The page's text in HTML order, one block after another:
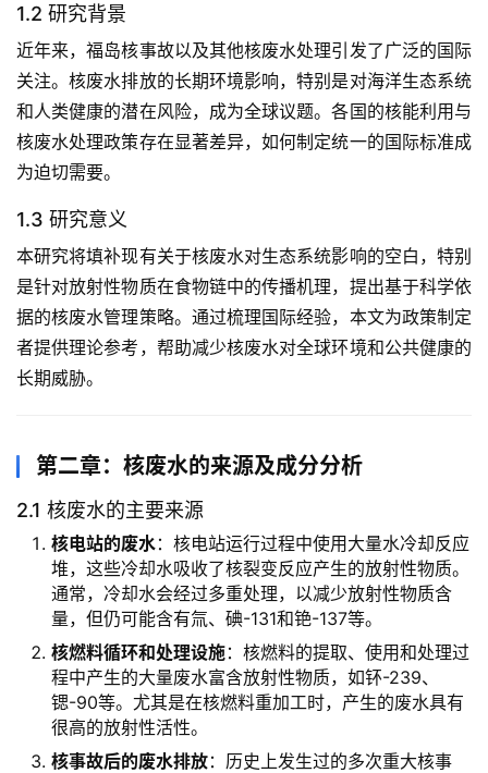
1.2 研究背景
近年来，福岛核事故以及其他核废水处理引发了广泛的国际
关注。核废水排放的长期环境影响，特别是对海洋生态系统
和人类健康的潜在风险，成为全球议题。各国的核能利用与
核废水处理政策存在显著差异，如何制定统一的国际标准成
为迫切需要。
1.3 研究意义
本研究将填补现有关于核废水对生态系统影响的空白，特别
是针对放射性物质在食物链中的传播机理，提出基于科学依
据的核废水管理策略。通过梳理国际经验，本文为政策制定
者提供理论参考，帮助减少核废水对全球环境和公共健康的
长期威胁。
第二章：核废水的来源及成分分析
2.1 核废水的主要来源
核电站的废水：核电站运行过程中使用大量水冷却反应
堆，这些冷却水吸收了核裂变反应产生的放射性物质。
通常，冷却水会经过多重处理，以减少放射性物质含
量，但仍可能含有氚、碘-131和铯-137等。
核燃料循环和处理设施：核燃料的提取、使用和处理过
程中产生的大量废水富含放射性物质，如钚-239、
锶-90等。尤其是在核燃料重加工时，产生的废水具有
很高的放射性活性。
核事故后的废水排放：历史上发生过的多次重大核事